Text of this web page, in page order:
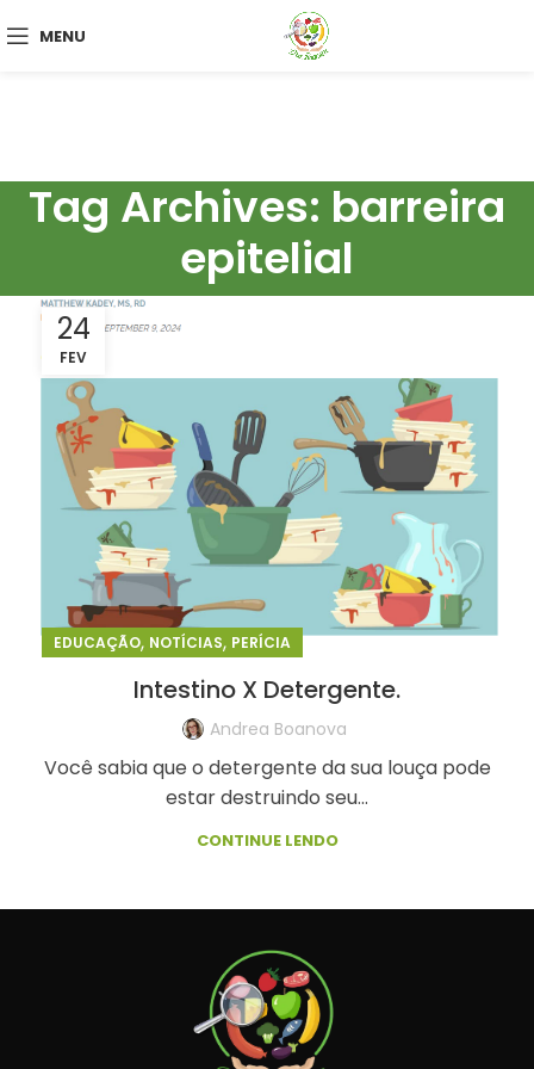
MENU
Tag Archives: barreira
epitelial
24
FEV
EDUCAÇÃO, NOTÍCIAS, PERÍCIA
Intestino X Detergente.
Andrea Boanova
Você sabia que o detergente da sua louça pode
estar destruindo seu...
CONTINUE LENDO